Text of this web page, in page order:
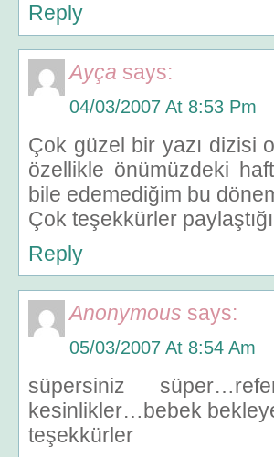
Reply
Ayça says:
04/03/2007 At 8:53 Pm
Çok güzel bir yazı dizisi
özellikle önümüzdeki
bile edemediğim bu
Çok teşekkürler
Reply
Anonymous says:
05/03/2007 At 8:54 Am
süpersiniz
kesinlikler…bebek
teşekkürler